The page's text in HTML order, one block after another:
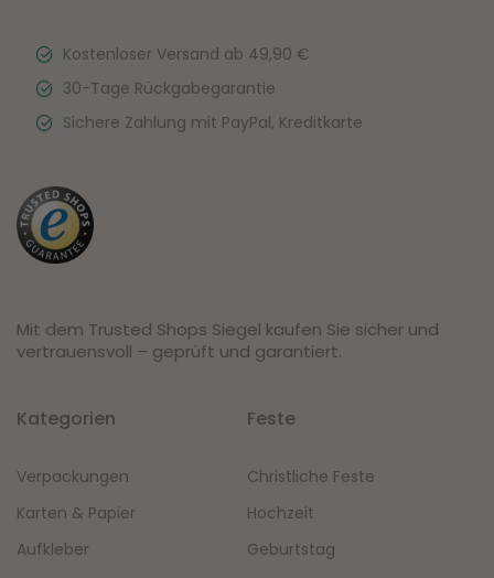
Kostenloser Versand ab 49,90 €
30-Tage Rückgabegarantie
Sichere Zahlung mit PayPal, Kreditkarte
Mit dem Trusted Shops Siegel kaufen Sie sicher und
vertrauensvoll – geprüft und garantiert.
Kategorien
Verpackungen
Karten & Papier
Aufkleber
Feste
Christliche Feste
Hochzeit
Geburtstag